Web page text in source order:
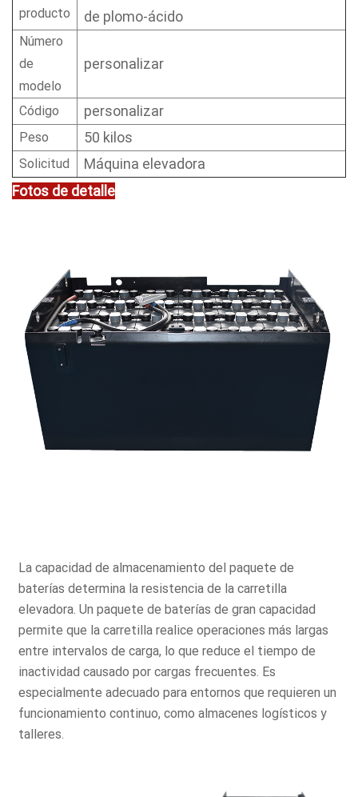
producto
de plomo-ácido
Número
de
modelo
personalizar
Código personalizar
Peso 50 kilos
Solicitud
Máquina elevadora
Fotos de detalle
La capacidad de almacenamiento del paquete de
baterías determina la resistencia de la carretilla
elevadora. Un paquete de baterías de gran capacidad
permite que la carretilla realice operaciones más largas
entre intervalos de carga, lo que reduce el tiempo de
inactividad causado por cargas frecuentes. Es
especialmente adecuado para entornos que requieren un
funcionamiento continuo, como almacenes logísticos y
talleres.